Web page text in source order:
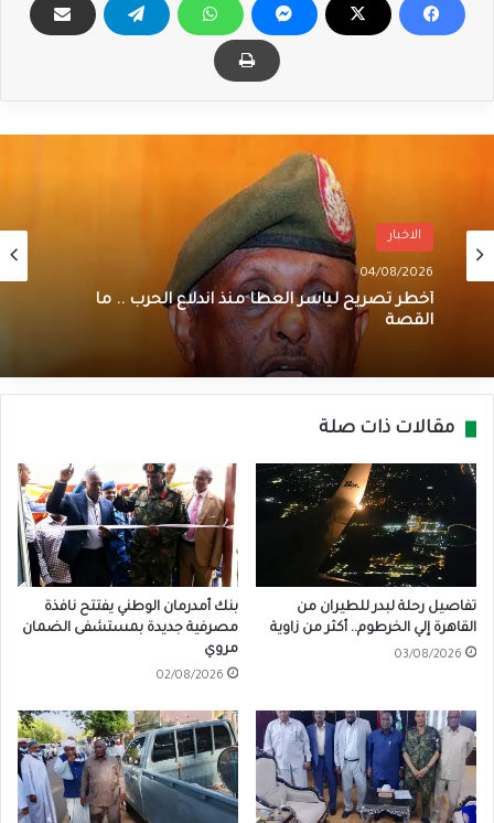
الاخبار
04/08/2026
أخطر تصريح لياسر العطا منذ اندلاع الحرب .. ما
القصة
مقالات ذات صلة
تفاصيل رحلة لبدر للطيران من
القاهرة إلي الخرطوم.. أكثر من زاوية
03/08/2026
بنك أمدرمان الوطني يفتتح نافذة
مصرفية جديدة بمستشفى الضمان
مروي
02/08/2026